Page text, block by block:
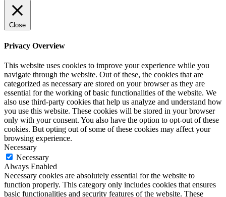
Close
Privacy Overview
This website uses cookies to improve your experience while you
navigate through the website. Out of these, the cookies that are
categorized as necessary are stored on your browser as they are
essential for the working of basic functionalities of the website. We
also use third-party cookies that help us analyze and understand how
you use this website. These cookies will be stored in your browser
only with your consent. You also have the option to opt-out of these
cookies. But opting out of some of these cookies may affect your
browsing experience.
Necessary
Necessary
Always Enabled
Necessary cookies are absolutely essential for the website to
function properly. This category only includes cookies that ensures
basic functionalities and security features of the website. These